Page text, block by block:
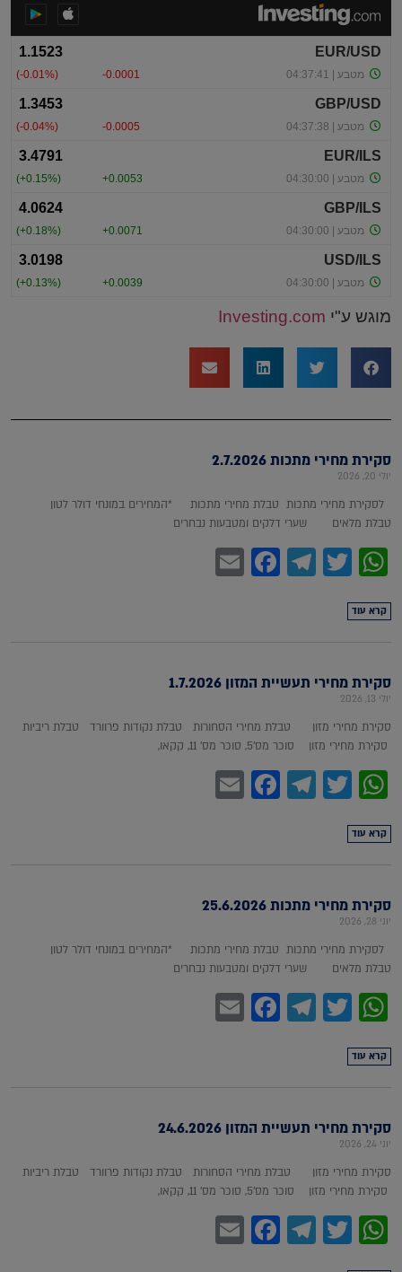
מוגש ע"י Investing.com
סקירת מחירי מתכות 2.7.2026
יולי 20, 2026
לסקירת מחירי מתכות טבלת מחירי מתכות *המחירים במונחי דולר לטון
טבלת מלאים שערי דלקים ומטבעות נבחרים
WhatsApp
Twitter
Telegram
Facebook
קרא עוד
סקירת מחירי תעשיית המזון 1.7.2026
יולי 13, 2026
סקירת מחירי מזון טבלת מחירי הסחורות טבלת נקודות פרוורד טבלת ריביות
סקירת מחירי מזון סוכר מס'5, סוכר מס' 11, קקאו,
WhatsApp
Twitter
Telegram
Facebook
קרא עוד
סקירת מחירי מתכות 25.6.2026
יוני 28, 2026
לסקירת מחירי מתכות טבלת מחירי מתכות *המחירים במונחי דולר לטון
טבלת מלאים שערי דלקים ומטבעות נבחרים
WhatsApp
Twitter
Telegram
Facebook
קרא עוד
סקירת מחירי תעשיית המזון 24.6.2026
יוני 24, 2026
סקירת מחירי מזון טבלת מחירי הסחורות טבלת נקודות פרוורד טבלת ריביות
סקירת מחירי מזון סוכר מס'5, סוכר מס' 11, קקאו,
WhatsApp
Twitter
Telegram
Facebook